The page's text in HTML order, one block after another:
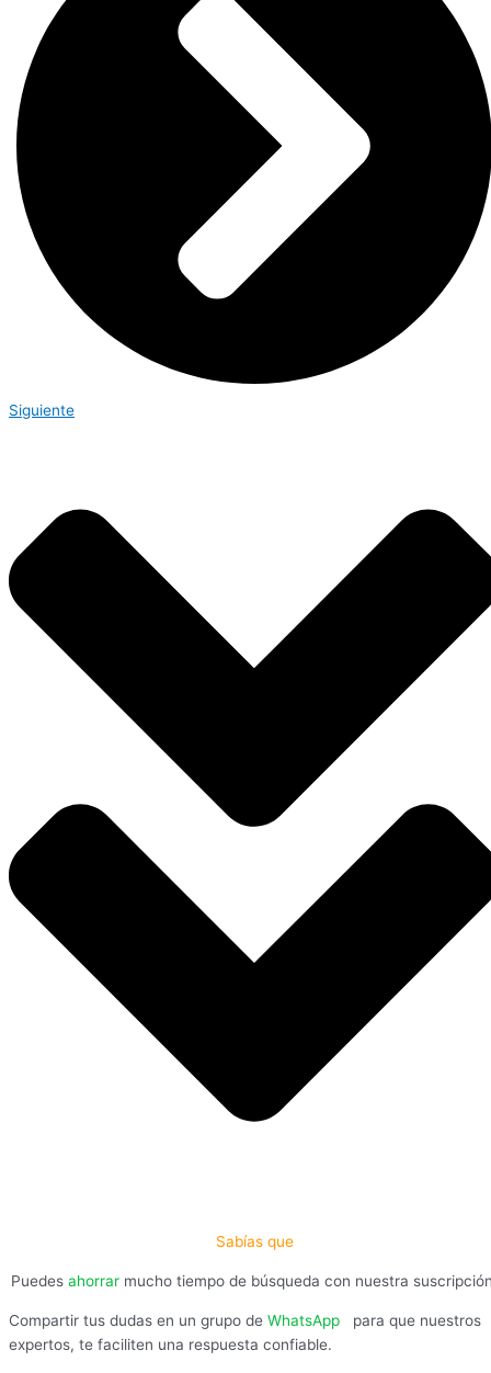
Siguiente
Sabías que
Puedes ahorrar mucho tiempo de búsqueda con nuestra
Compartir tus dudas en un grupo de WhatsApp
para que nuestros
expertos, te faciliten una respuesta confiable.